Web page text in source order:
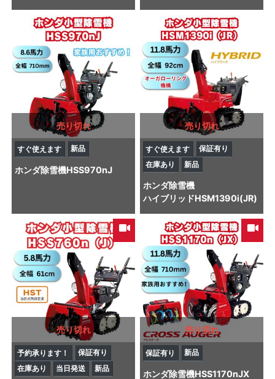
売り切れ
すぐ使えます 新品
ホンダ除雪機HSS970nJ
売り切れ
すぐ使えます
保証有り
在庫あり
新品
ホンダ除雪機
ハイブリッドHSM1390i(JR)
売り切れ
予約承ります！
保証有り
在庫あり
当日発送 新品
売り切れ
保証有り 新品
ホンダ除雪機HSS1170nJX